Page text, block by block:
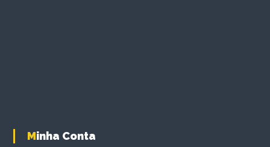
Minha Conta